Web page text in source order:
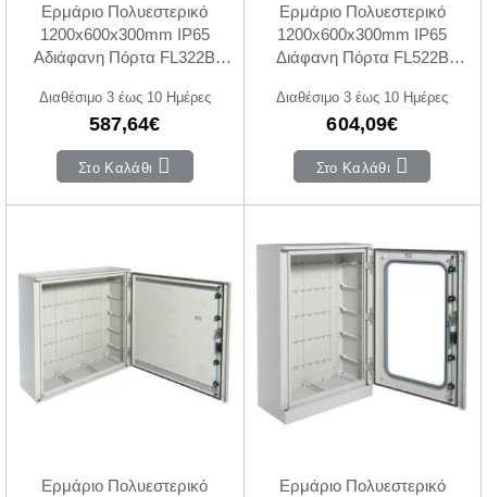
Ερμάριο Πολυεστερικό
1200x600x300mm IP65
Αδιάφανη Πόρτα FL322B
Διαθέσιμο 3 έως 10 Ημέρες
587,64€
Στο Καλάθι
Ερμάριο Πολυεστερικό
1200x600x300mm IP65
Διάφανη Πόρτα FL522B
Διαθέσιμο 3 έως 10 Ημέρες
604,09€
Στο Καλάθι
Ερμάριο Πολυεστερικό
Ερμάριο Πολυεστερικό